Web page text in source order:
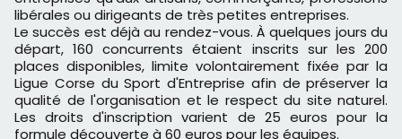
libérales ou dirigeants de très petites entreprises.
Le succès est déjà au rendez-vous. À quelques jours du
départ, 160 concurrents étaient inscrits sur les 200
places disponibles, limite volontairement fixée par la
Ligue Corse du Sport d'Entreprise afin de préserver la
qualité de l'organisation et le respect du site naturel.
Les droits d'inscription varient de 25 euros pour la
formule découverte à 60 euros pour les équipes.